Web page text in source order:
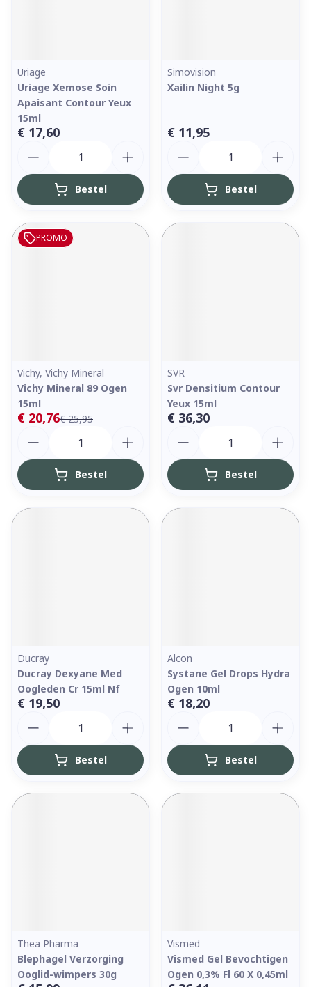
Uriage
Uriage Xemose Soin
Apaisant Contour Yeux
15ml
€ 17,60
Bestel
Simovision
Xailin Night 5g
€ 11,95
Bestel
PROMO
Vichy, Vichy Mineral
Vichy Mineral 89 Ogen
15ml
€ 25,95
€ 20,76
Bestel
SVR
Svr Densitium Contour
Yeux 15ml
€ 36,30
Bestel
Ducray
Ducray Dexyane Med
Oogleden Cr 15ml Nf
€ 19,50
Bestel
Alcon
Systane Gel Drops Hydra
Ogen 10ml
€ 18,20
Bestel
Thea Pharma
Blephagel Verzorging
Ooglid-wimpers 30g
Vismed
Vismed Gel Bevochtigen
Ogen 0,3% Fl 60 X 0,45ml